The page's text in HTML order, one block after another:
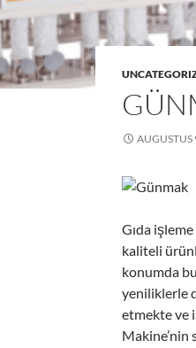
AUGUSTUS
Gıda
kaliteli
konumda
yeniliklerle
etmekte ve
Makine’nin